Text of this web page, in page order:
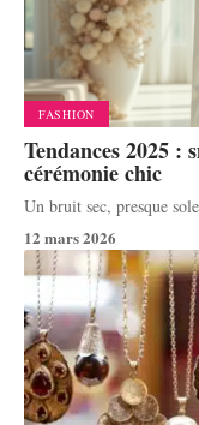
FASHION
Tendances 2025 :
cérémonie chic
Un bruit sec, presque
12 mars 2026